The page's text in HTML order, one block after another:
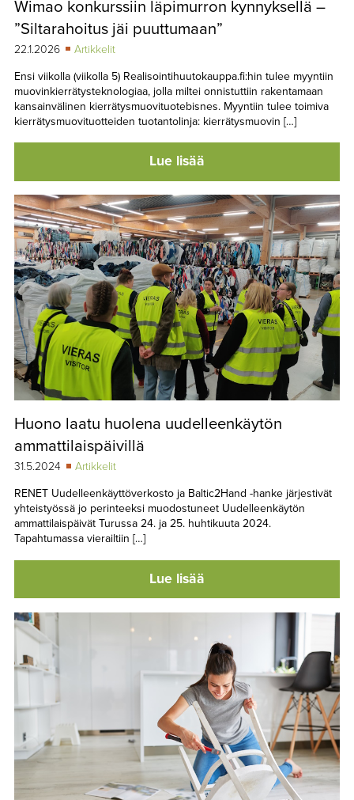
TAPAHTUMAT
YHTEYSTIEDOT
Wimao konkurssiin läpimurron kynnyksellä –
”Siltarahoitus jäi puuttumaan”
22.1.2026
Artikkelit
Ensi viikolla (viikolla 5) Realisointihuutokauppa.fi:hin tulee myyntiin
muovinkierrätysteknologiaa, jolla miltei onnistuttiin rakentamaan
kansainvälinen kierrätysmuovituotebisnes. Myyntiin tulee toimiva
kierrätysmuovituotteiden tuotantolinja: kierrätysmuovin […]
Lue lisää
Huono laatu huolena uudelleenkäytön
ammattilaispäivillä
31.5.2024
Artikkelit
RENET Uudelleenkäyttöverkosto ja Baltic2Hand -hanke järjestivät
yhteistyössä jo perinteeksi muodostuneet Uudelleenkäytön
ammattilaispäivät Turussa 24. ja 25. huhtikuuta 2024.
Tapahtumassa vierailtiin […]
Lue lisää